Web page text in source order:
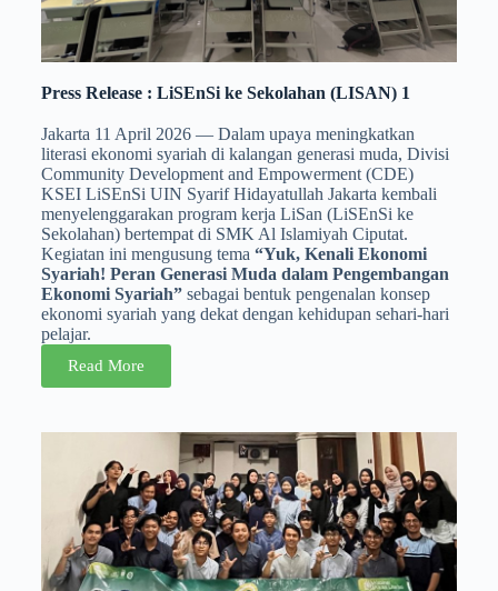
Press Release : LiSEnSi ke Sekolahan (LISAN) 1
Jakarta 11 April 2026 — Dalam upaya meningkatkan
literasi ekonomi syariah di kalangan generasi muda, Divisi
Community Development and Empowerment (CDE)
KSEI LiSEnSi UIN Syarif Hidayatullah Jakarta kembali
menyelenggarakan program kerja LiSan (LiSEnSi ke
Sekolahan) bertempat di SMK Al Islamiyah Ciputat.
Kegiatan ini mengusung tema “Yuk, Kenali Ekonomi
Syariah! Peran Generasi Muda dalam Pengembangan
Ekonomi Syariah”sebagai bentuk pengenalan konsep
ekonomi syariah yang dekat dengan kehidupan sehari-hari
pelajar.
Read More